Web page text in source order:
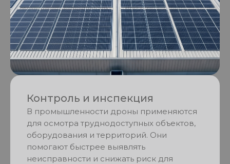
Контроль и инспекция
В промышленности дроны применяются
для осмотра труднодоступных объектов,
оборудования и территорий. Они
помогают быстрее выявлять
неисправности и снижать риск для